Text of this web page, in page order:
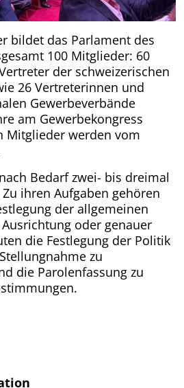
bildet das Parlament des
100 Mitglieder: 60
der schweizerischen
26 Vertreterinnen und
Gewerbeverbände
am Gewerbekongress
Mitglieder werden vom
Bedarf zwei- bis dreimal
ihren Aufgaben gehören
der allgemeinen
oder genauer
die Festlegung der Politik
zu
die Parolenfassung zu